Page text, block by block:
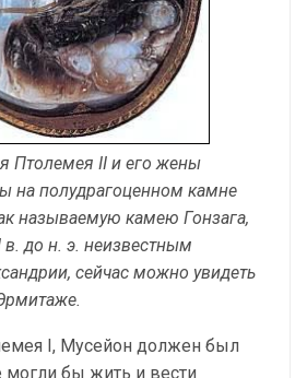
Птолемея II и его жены
на полудрагоценном камне
называемую камею Гонзага,
до н. э. неизвестным
сейчас можно увидеть
I, Мусейон должен был
могли бы жить и вести